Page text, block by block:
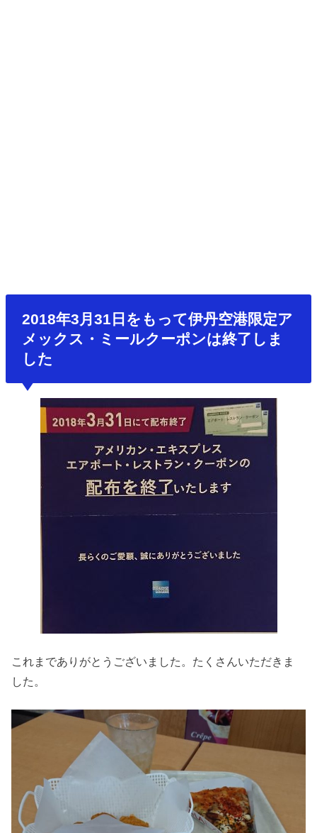
2018年3月31日をもって伊丹空港限定ア
メックス・ミールクーポンは終了しま
した
これまでありがとうございました。たくさんいただきま
した。